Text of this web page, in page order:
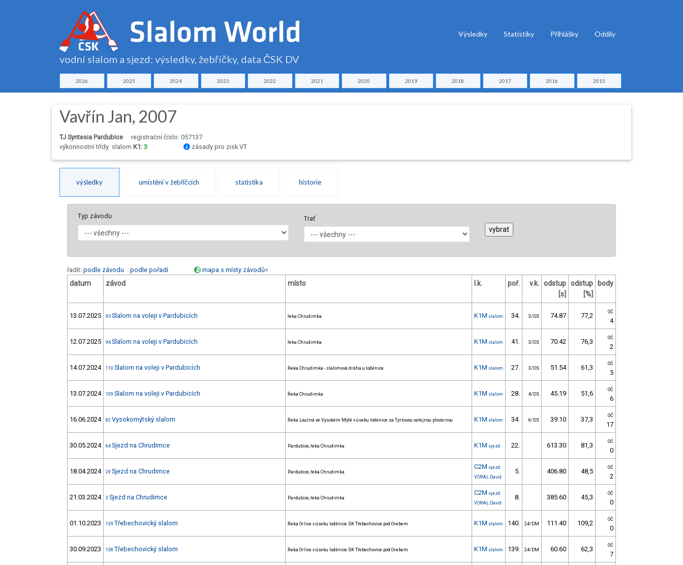
vodní slalom a sjezd: výsledky, žebříčky, data ČSK DV
Výsledky Statistiky Přihlášky Oddíly
2026 2025 2024 2023 2022 2021 2020 2019 2018 2017 2016 2015
Vavřín Jan, 2007
TJ Syntesia Pardubice
registrační číslo: 057137
výkonnostní třídy slalom K1: 3 zásady pro zisk VT
výsledky umístění v žebříčcích statistika historie
Typ závodu Trať
řadit: podle závodu podle pořadí mapa s místy závodů<
datum závod místo l.k. poř. v.k. odstup
[s]
odstup
[%]
body
13.07.2025 95 Slalom na voleji v Pardubicích řeka Chrudimka K1M slalom 34. 3/DS 74.87 77,2 OČ
4
12.07.2025 94 Slalom na voleji v Pardubicích řeka Chrudimka K1M slalom 41. 3/DS 70.42 76,3 OČ
2
14.07.2024 110 Slalom na voleji v Pardubicích Řeka Chrudimka - slalomová dráha u loděnice K1M slalom 27. 3/DS 51.54 61,3 OČ
5
13.07.2024 109 Slalom na voleji v Pardubicích Řeka Chrudimka K1M slalom 28. 4/DS 45.19 51,6 OČ
6
16.06.2024 82 Vysokomýtský slalom Řeka Loučná ve Vysokém Mýtě v úseku loděnice za Tyršovou veřejnou plovárnou K1M slalom 34. 6/DS 39.10 37,3 OČ
17
30.05.2024 64 Sjezd na Chrudimce Pardubice, řeka Chrudimka K1M sjezd 22. 613.30 81,3 OČ
0
18.04.2024 29 Sjezd na Chrudimce Pardubice, řeka Chrudimka
C2M sjezd
VORAL David
5. 406.80 48,5 OČ
2
21.03.2024 3 Sjezd na Chrudimce Pardubice, řeka Chrudimka
C2M sjezd
VORAL David
8. 385.60 45,3 OČ
0
01.10.2023 139 Třebechovický slalom Řeka Orlice v úseku loděnice SK Třebechovice pod Orebem K1M slalom 140. 24/DM 111.40 109,2 OČ
0
30.09.2023 138 Třebechovický slalom Řeka Orlice v úseku loděnice SK Třebechovice pod Orebem K1M slalom 139. 24/DM 60.60 62,3 OČ
7